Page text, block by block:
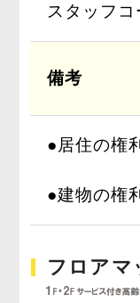
スタッフ
備考
●居住の権
●建物の権
フロアマ